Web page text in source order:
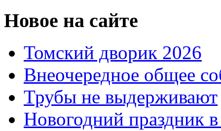
Новое на сайте
Томский дворик 2026
Внеочередное общее
Трубы не выдерживают
Новогодний праздник